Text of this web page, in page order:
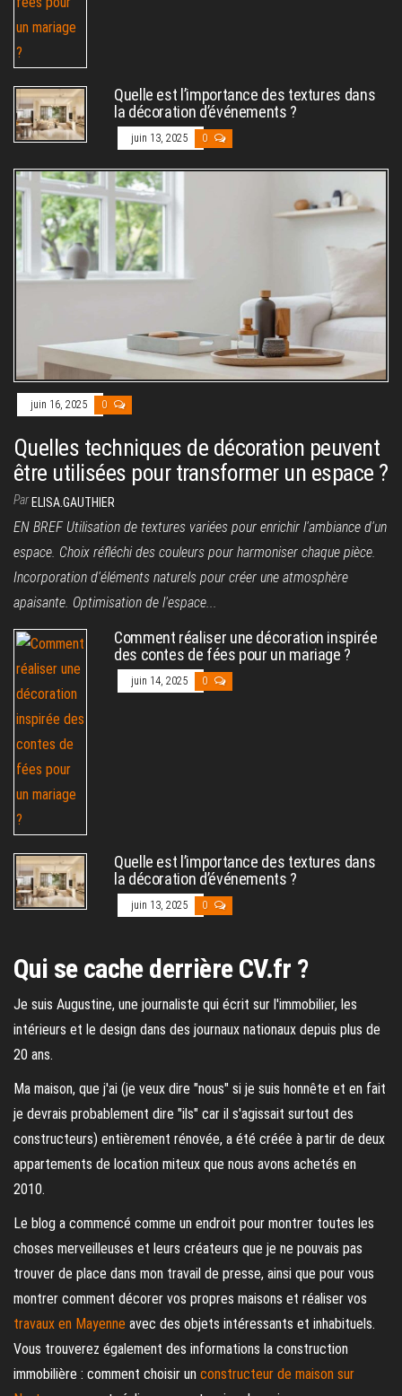
Quelle est l’importance des textures dans
la décoration d’événements ?
juin 13, 2025 0
juin 16, 2025 0
Quelles techniques de décoration peuvent
être utilisées pour transformer un espace ?
ParELISA.GAUTHIER
EN BREF Utilisation de textures variées pour enrichir l'ambiance d'un
espace. Choix réfléchi des couleurs pour harmoniser chaque pièce.
Incorporation d'éléments naturels pour créer une atmosphère
apaisante. Optimisation de l'espace...
Comment réaliser une décoration inspirée
des contes de fées pour un mariage ?
juin 14, 2025 0
Quelle est l’importance des textures dans
la décoration d’événements ?
juin 13, 2025 0
Qui se cache derrière CV.fr ?
Je suis Augustine, une journaliste qui écrit sur l'immobilier, les
intérieurs et le design dans des journaux nationaux depuis plus de
20 ans.
Ma maison, que j'ai (je veux dire "nous" si je suis honnête et en fait
je devrais probablement dire "ils" car il s'agissait surtout des
constructeurs) entièrement rénovée, a été créée à partir de deux
appartements de location miteux que nous avons achetés en
2010.
Le blog a commencé comme un endroit pour montrer toutes les
choses merveilleuses et leurs créateurs que je ne pouvais pas
trouver de place dans mon travail de presse, ainsi que pour vous
montrer comment décorer vos propres maisons et réaliser vos
travaux en Mayenne avec des objets intéressants et inhabituels.
Vous trouverez également des informations la construction
immobilière : comment choisir un constructeur de maison sur